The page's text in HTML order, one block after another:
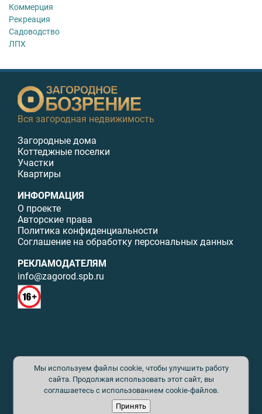
Коммерция
Рекреация
Садоводство
ЛПХ
Вся загородная недвижимость
Загородные дома
Коттеджные поселки
Участки
Квартиры
ИНФОРМАЦИЯ
О проекте
Авторские права
Политика конфиденциальности
Соглашение на обработку персональных данных
РЕКЛАМОДАТЕЛЯМ
info@zagorod.spb.ru
© ИП Малыщева Б.Л. Все права защищены. Перепечатка материалов
данного сайта возможна только с письменного разрешения. При
цитировании ссылка на www.zagorod.spb.ru обязательна. Редакция не
несет ответственности за содержание рекламных материалов. Все
рекламируемые товары и услуги имеют необходимые сертификаты и
лицензии. Перепечатка любых материалов без письменного согласия
Мы используем файлы cookie, чтобы улучшить работу
сайта. Продолжая использовать этот сайт, вы
соглашаетесь с использованием cookie-файлов.
Принять